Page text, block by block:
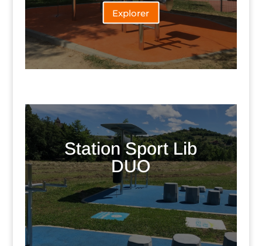
Explorer
Station Sport Lib
DUO